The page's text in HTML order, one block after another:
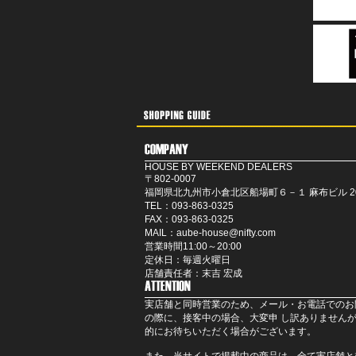
HOUSE BY WEEKEND DEALERS
〒802-0007
福岡県北九州市小倉北区船場町６－１ 麻布ビル
TEL：093-863-0325
FAX：093-863-0325
MAIL：aube-house@nifty.com
営業時間11:00～20:00
定休日：毎週火曜日
店舗責任者：末吉 宏成
実店舗と同時営業のため、メール・お電話での
の際に、接客中の場合、大変申 し訳ありません
的にお待ちいただく場合がございます。